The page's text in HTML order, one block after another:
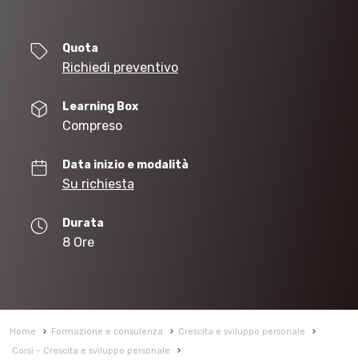
Quota
Richiedi preventivo
Learning Box
Compreso
Data inizio e modalità
Su richiesta
Durata
8 Ore
Home › Formazione e consulenza › Crescita e sviluppo personale
›
Corsi – Crescita e sviluppo personale
›